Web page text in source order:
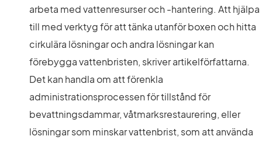
arbeta med vattenresurser och -hantering. Att hjälpa
till med verktyg för att tänka utanför boxen och hitta
cirkulära lösningar och andra lösningar kan
förebygga vattenbristen, skriver artikelförfattarna.
Det kan handla om att förenkla
administrationsprocessen för tillstånd för
bevattningsdammar, våtmarksrestaurering, eller
lösningar som minskar vattenbrist, som att använda